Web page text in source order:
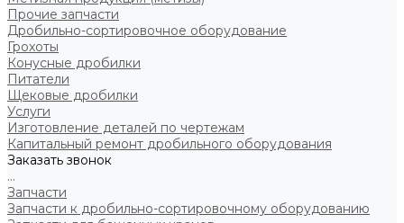
Прочие запчасти
Дробильно-сортировочное оборудование
Грохоты
Конусные дробилки
Питатели
Щековые дробилки
Услуги
Изготовление деталей по чертежам
Капитальный ремонт дробильного оборудования
Заказать звонок
...
Запчасти
Запчасти к дробильно-сортировочному оборудованию